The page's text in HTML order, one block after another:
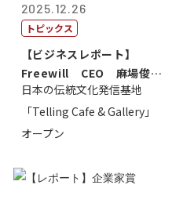
2025.12.26
トピックス
【ビジネスレポート】
Freewill CEO 麻場俊行
氏
日本の伝統文化発信基地
「Telling Cafe & Gallery」
オープン